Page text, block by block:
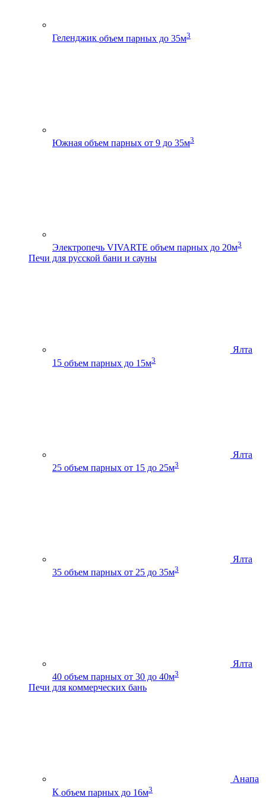
Геленджик объем парных до 35м3
Южная объем парных от 9 до 35м3
Электропечь VIVARTE объем парных до 20м3
Печи для русской бани и сауны
Ялта
15 объем парных до 15м3
Ялта
25 объем парных от 15 до 25м3
Ялта
35 объем парных от 25 до 35м3
Ялта
40 объем парных от 30 до 40м3
Печи для коммерческих бань
Анапа
К объем парных до 16м3